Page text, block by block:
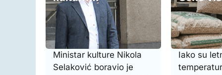
Ministar kulture Nikola
Selaković boravio je
Iako su